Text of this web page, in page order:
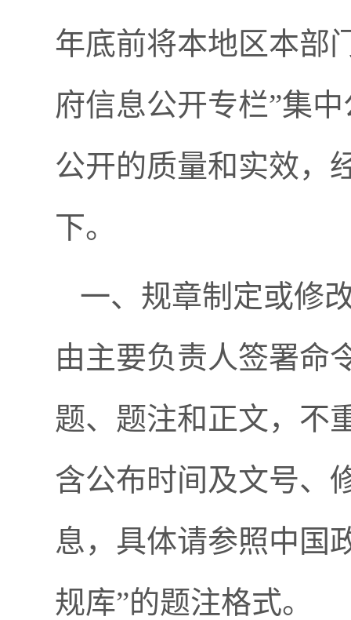
年底前将本地区本部
府信息公开专栏”集
公开的质量和实效，
下。
一、规章制定或修
由主要负责人签署命
题、题注和正文，不
含公布时间及文号、
息，具体请参照中国
规库”的题注格式。